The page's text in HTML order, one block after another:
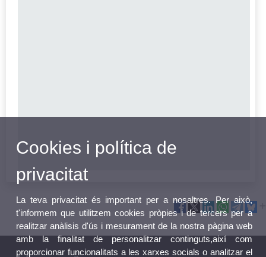
Cookies i política de
privacitat
La teva privacitat és important per a nosaltres. Per això,
t'informem que utilitzem cookies pròpies i de tercers per a
realitzar anàlisis d'ús i mesurament de la nostra pàgina web
amb la finalitat de personalitzar continguts,així com
proporcionar funcionalitats a les xarxes socials o analitzar el